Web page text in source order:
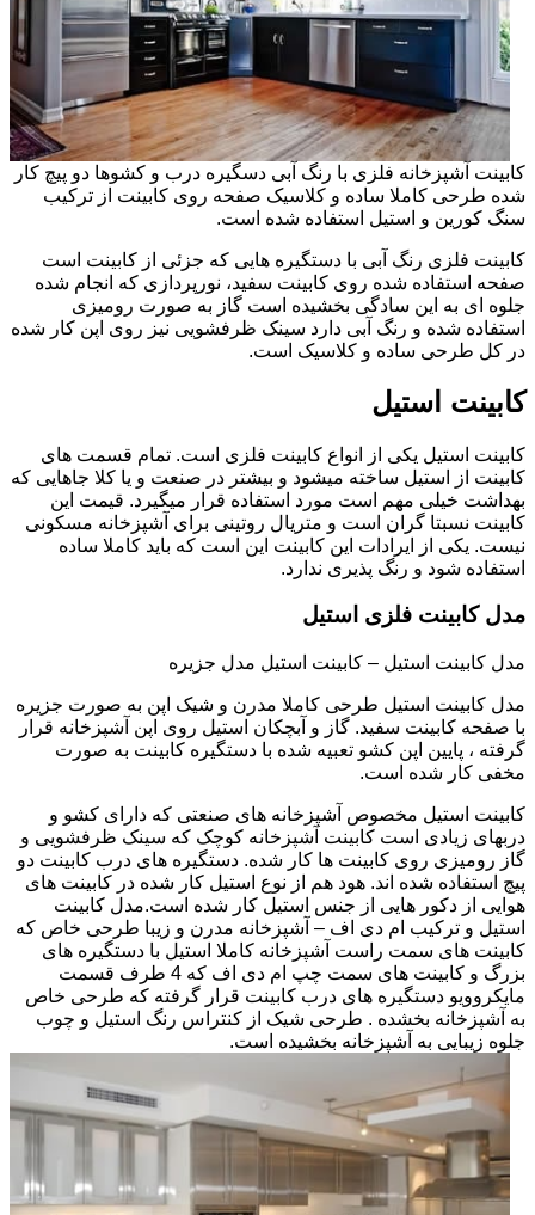
کابینت آشپزخانه فلزی با رنگ آبی دسگیره درب و کشوها دو پیچ کار
شده طرحی کاملا ساده و کلاسیک صفحه روی کابینت از ترکیب
سنگ کورین و استیل استفاده شده است.
کابینت فلزی رنگ آبی با دستگیره هایی که جزئی از کابینت است
صفحه استفاده شده روی کابینت سفید، نورپردازی که انجام شده
جلوه ای به این سادگی بخشیده است گاز به صورت رومیزی
استفاده شده و رنگ آبی دارد سینک ظرفشویی نیز روی اپن کار شده
در کل طرحی ساده و کلاسیک است.
کابینت استیل
کابینت استیل یکی از انواع کابینت فلزی است. تمام قسمت های
کابینت از استیل ساخته میشود و بیشتر در صنعت و یا کلا جاهایی که
بهداشت خیلی مهم است مورد استفاده قرار میگیرد. قیمت این
کابینت نسبتا گران است و متریال روتینی برای آشپزخانه مسکونی
نیست. یکی از ایرادات این کابینت این است که باید کاملا ساده
استفاده شود و رنگ پذیری ندارد.
مدل کابینت فلزی استیل
مدل کابینت استیل – کابینت استیل مدل جزیره
مدل کابینت استیل طرحی کاملا مدرن و شیک اپن به صورت جزیره
با صفحه کابینت سفید. گاز و آبچکان استیل روی اپن آشپزخانه قرار
گرفته ، پایین اپن کشو تعبیه شده با دستگیره کابینت به صورت
مخفی کار شده است.
کابینت استیل مخصوص آشپزخانه های صنعتی که دارای کشو و
دربهای زیادی است کابینت آشپزخانه کوچک که سینک ظرفشویی و
گاز رومیزی روی کابینت ها کار شده. دستگیره های درب کابینت دو
پیچ استفاده شده اند. هود هم از نوع استیل کار شده در کابینت های
هوایی از دکور هایی از جنس استیل کار شده است.مدل کابینت
استیل و ترکیب ام دی اف – آشپزخانه مدرن و زیبا طرحی خاص که
کابینت های سمت راست آشپزخانه کاملا استیل با دستگیره های
بزرگ و کابینت های سمت چپ ام دی اف که 4 طرف قسمت
مایکروویو دستگیره های درب کابینت قرار گرفته که طرحی خاص
به آشپزخانه بخشده . طرحی شیک از کنتراس رنگ استیل و چوب
جلوه زیبایی به آشپزخانه بخشیده است.